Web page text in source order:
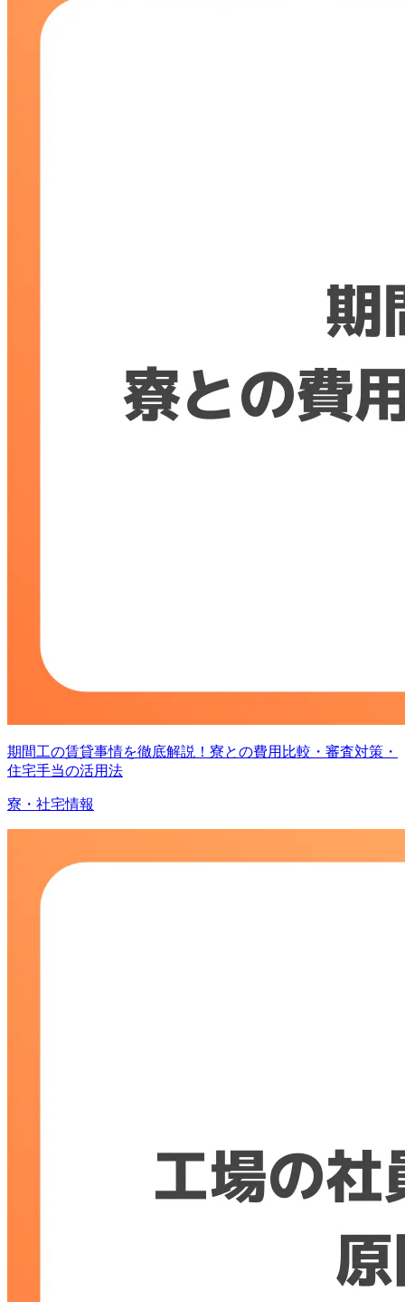
期間工の賃貸事情を徹底解説！寮との費用比較・審査対策・
住宅手当の活用法
寮・社宅情報